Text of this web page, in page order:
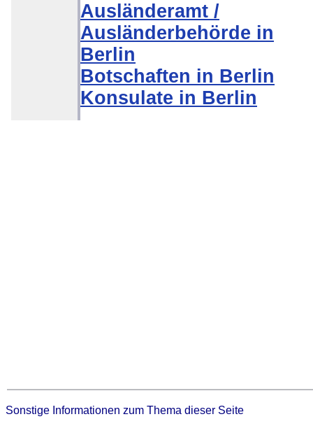
Ausländeramt /
Ausländerbehörde in
Berlin
Botschaften in Berlin
Konsulate in Berlin
Sonstige Informationen zum Thema dieser Seite